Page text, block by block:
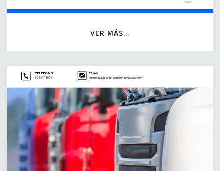
VER MÁS…